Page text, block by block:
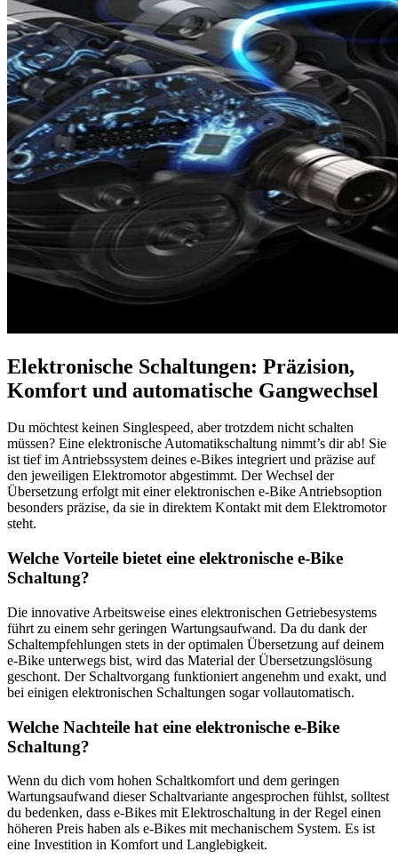
Elektronische Schaltungen: Präzision,
Komfort und automatische Gangwechsel
Du möchtest keinen Singlespeed, aber trotzdem nicht schalten
müssen? Eine elektronische Automatikschaltung nimmt’s dir ab! Sie
ist tief im Antriebssystem deines e-Bikes integriert und präzise auf
den jeweiligen Elektromotor abgestimmt. Der Wechsel der
Übersetzung erfolgt mit einer elektronischen e-Bike Antriebsoption
besonders präzise, da sie in direktem Kontakt mit dem Elektromotor
steht.
Welche Vorteile bietet eine elektronische e-Bike
Schaltung?
Die innovative Arbeitsweise eines elektronischen Getriebesystems
führt zu einem sehr geringen Wartungsaufwand. Da du dank der
Schaltempfehlungen stets in der optimalen Übersetzung auf deinem
e-Bike unterwegs bist, wird das Material der Übersetzungslösung
geschont. Der Schaltvorgang funktioniert angenehm und exakt, und
bei einigen elektronischen Schaltungen sogar vollautomatisch.
Welche Nachteile hat eine elektronische e-Bike
Schaltung?
Wenn du dich vom hohen Schaltkomfort und dem geringen
Wartungsaufwand dieser Schaltvariante angesprochen fühlst, solltest
du bedenken, dass e-Bikes mit Elektroschaltung in der Regel einen
höheren Preis haben als e-Bikes mit mechanischem System. Es ist
eine Investition in Komfort und Langlebigkeit.